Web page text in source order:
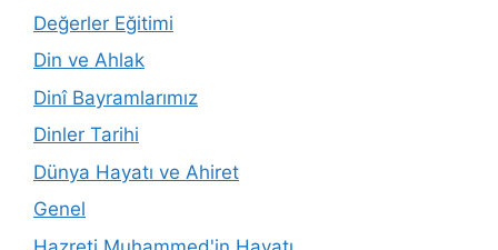
Değerler Eğitimi
Din ve Ahlak
Dinî Bayramlarımız
Dinler Tarihi
Dünya Hayatı ve Ahiret
Genel